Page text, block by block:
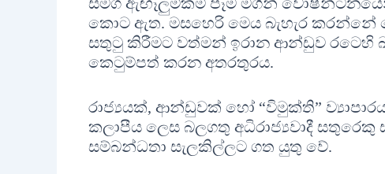
කොට ඇත. මසහෙරි මෙය බැහැර කරන්නේ
සතුටු කිරීමට වත්මන් ඉරාන ආන්ඩුව රටෙහි
කෙටුම්පත් කරන අතරතුරය.
රාජ්‍යයක්, ආන්ඩුවක් හෝ “විමුක්ති”
කලාපීය ලෙස බලගතු අධිරාජ්‍යවාදී
සම්බන්ධතා සැලකිල්ලට ගත යුතු වේ.